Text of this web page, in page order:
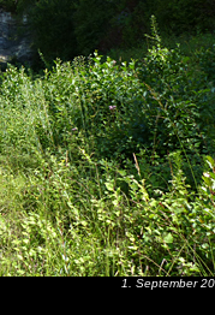
1. September